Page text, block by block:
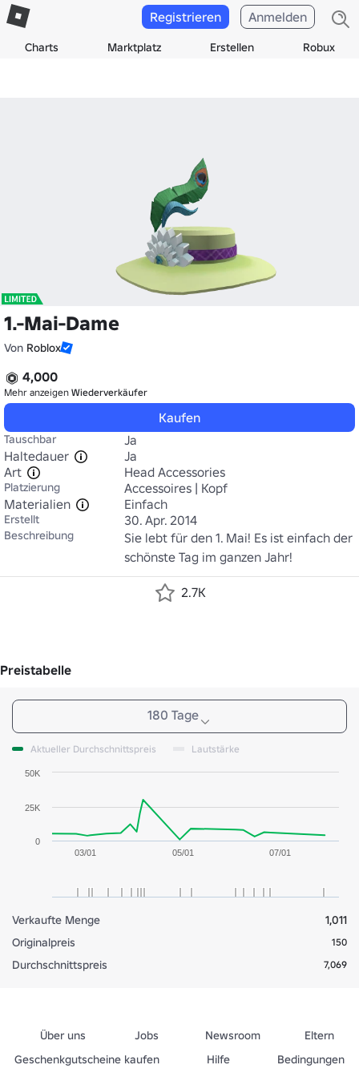
Charts Marktplatz Erstellen Robux
Registrieren Anmelden
1.-Mai-Dame
Von Roblox
4,000
Mehr anzeigen Wiederverkäufer
Kaufen
Tauschbar
Ja
Haltedauer
Ja
Art
Head Accessories
Platzierung
Accessoires | Kopf
Materialien
Einfach
Erstellt 30. Apr. 2014
Beschreibung
Sie lebt für den 1. Mai! Es ist einfach der
schönste Tag im ganzen Jahr!
2.7K
Preistabelle
180 Tage
Aktueller Durchschnittspreis Lautstärke
03/01 05/01 07/01
0
25K
50K
Verkaufte Menge
1,011
Originalpreis
150
Durchschnittspreis 7,069
Über uns Jobs Newsroom
Eltern
Geschenkgutscheine kaufen
Hilfe
Bedingungen